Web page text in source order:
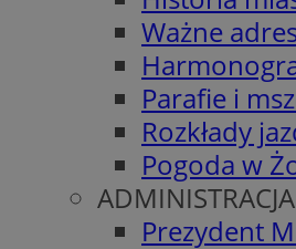
Ważne
Parafie i
Rozkłady
Pogoda w
ADMINISTRACJA
Prezydent